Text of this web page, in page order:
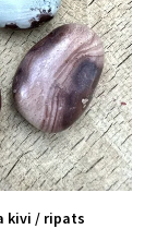
kivi / ripats